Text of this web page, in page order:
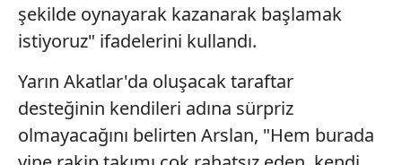
şekilde oynayarak kazanarak başlamak
istiyoruz" ifadelerini kullandı.
Yarın Akatlar'da oluşacak taraftar
desteğinin kendileri adına sürpriz
olmayacağını belirten Arslan, "Hem burada